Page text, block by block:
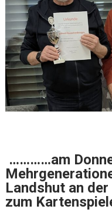
…………am
Landshut an
zum